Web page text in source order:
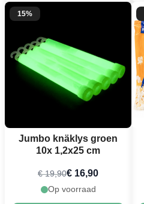
15%
Jumbo knäklys groen
10x 1,2x25 cm
€ 19,90€ 16,90
Op voorraad